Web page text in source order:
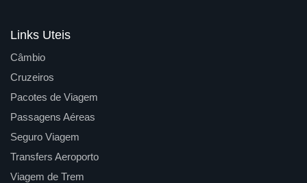
Links Uteis
Câmbio
Cruzeiros
Pacotes de Viagem
Passagens Aéreas
Seguro Viagem
Transfers Aeroporto
Viagem de Trem